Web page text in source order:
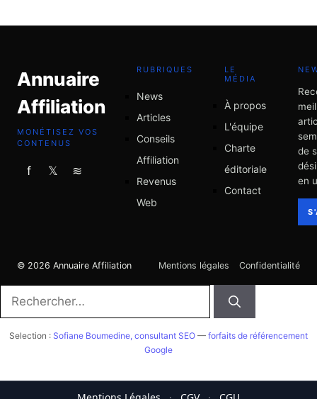
Annuaire
Affiliation
MONÉTISEZ VOS
CONTENUS
f 𝕏 ≋
RUBRIQUES
News
Articles
Conseils
Affiliation
Revenus
Web
LE
MÉDIA
À propos
L'équipe
Charte
éditoriale
Contact
de
en
© 2026 Annuaire Affiliation Mentions légales Confidentialité
Rechercher :
Selection : Sofiane Boumedine, consultant SEO — forfaits de référencement
Google